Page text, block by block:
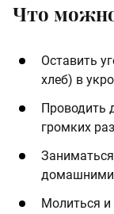
Что
Оставить
хлеб) в
Проводить
громких
Молиться и